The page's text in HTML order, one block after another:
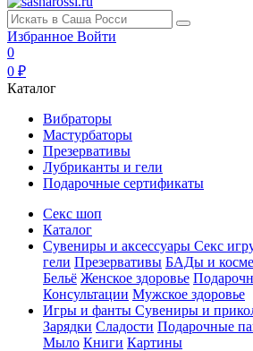
Избранное Войти
0
0 ₽
Каталог
Вибраторы
Мастурбаторы
Презервативы
Лубриканты и гели
Подарочные сертификаты
Секс шоп
Каталог
Сувениры и аксессуары Секс
гели Презервативы БАДы и
Бельё Женское здоровье
Консультации Мужское здоровье
Игры и фанты Сувениры и
Зарядки Сладости Подарочные
Мыло Книги Картины